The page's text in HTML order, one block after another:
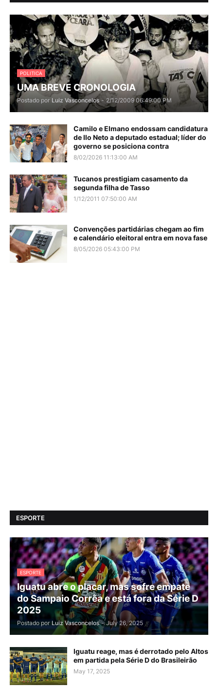
POLITICA
UMA BREVE CRONOLOGIA
Postado por Luiz Vasconcelos - 2/12/2009 06:49:00 PM
Camilo e Elmano endossam candidatura
de Ilo Neto a deputado estadual; líder do
governo se posiciona contra
8/02/2026 11:13:00 AM
Tucanos prestigiam casamento da
segunda filha de Tasso
1/12/2011 07:50:00 AM
Convenções partidárias chegam ao fim
e calendário eleitoral entra em nova fase
8/05/2026 05:43:00 PM
ESPORTE
ESPORTE
Iguatu abre o placar, mas sofre empate
do Sampaio Corrêa e está fora da Série D
2025
Postado por Luiz Vasconcelos - July 26, 2025
Iguatu reage, mas é derrotado pelo Altos
em partida pela Série D do Brasileirão
May 17, 2025